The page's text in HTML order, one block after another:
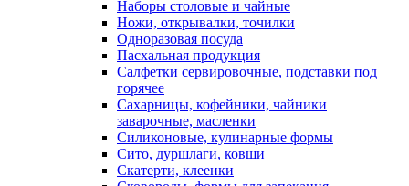
Наборы столовые и чайные
Ножи, открывалки, точилки
Одноразовая посуда
Пасхальная продукция
Салфетки сервировочные, подставки под
горячее
Сахарницы, кофейники, чайники
заварочные, масленки
Силиконовые, кулинарные формы
Сито, дуршлаги, ковши
Скатерти, клеенки